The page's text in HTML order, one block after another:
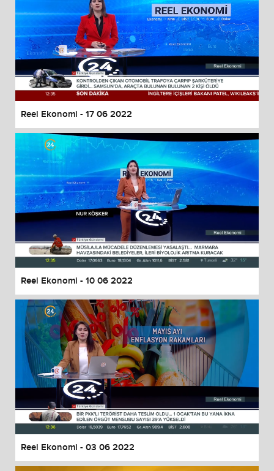
Reel Ekonomi - 17 06 2022
Reel Ekonomi - 10 06 2022
Reel Ekonomi - 03 06 2022